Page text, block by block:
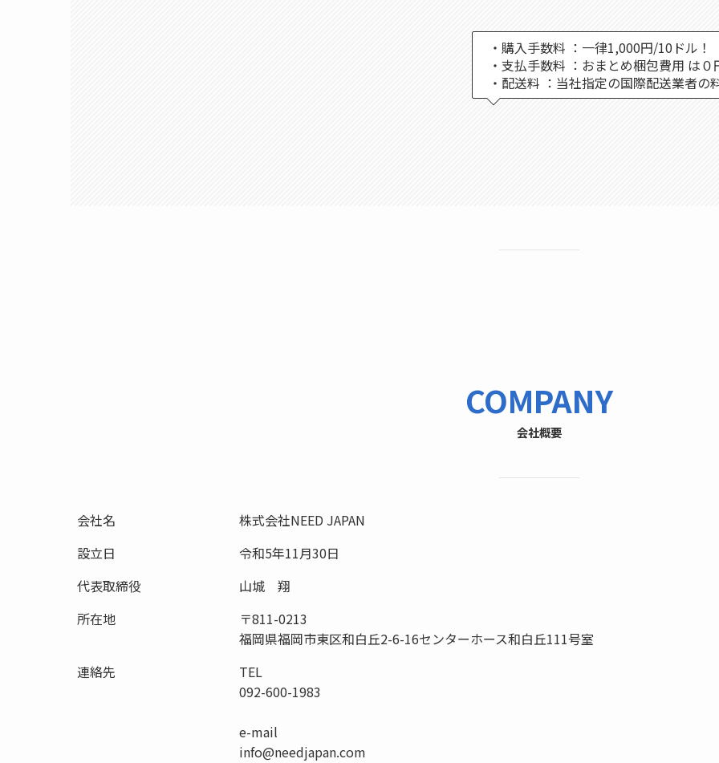
・購入手数料 ：一律1,000円/10ドル！
・支払手数料 ：おまとめ梱包費用 は０
・配送料 ：当社指定の国際配送業者の
COMPANY
会社概要
会社名
株式会社NEED JAPAN
設立日
令和5年11月30日
代表取締役
山城 翔
所在地
〒811-0213
福岡県福岡市東区和白丘2-6-16センターホース和白丘111号室
連絡先
TEL
092-600-1983
e-mail
info@needjapan.com